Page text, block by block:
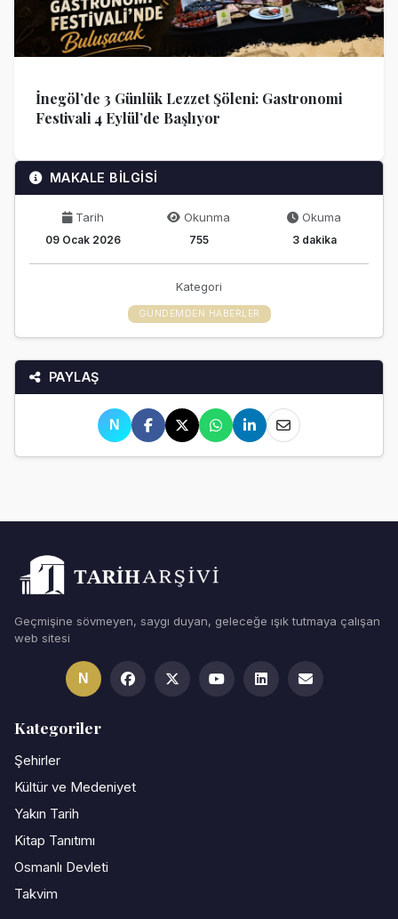
İnegöl’de 3 Günlük Lezzet Şöleni: Gastronomi
Festivali 4 Eylül’de Başlıyor
MAKALE BİLGİSİ
Tarih
09 Ocak 2026
Okunma
755
Okuma
3 dakika
Kategori
GÜNDEMDEN HABERLER
PAYLAŞ
N
Geçmişine sövmeyen, saygı duyan, geleceğe ışık tutmaya çalışan
web sitesi
N
Kategoriler
Şehirler
Kültür ve Medeniyet
Yakın Tarih
Kitap Tanıtımı
Osmanlı Devleti
Takvim